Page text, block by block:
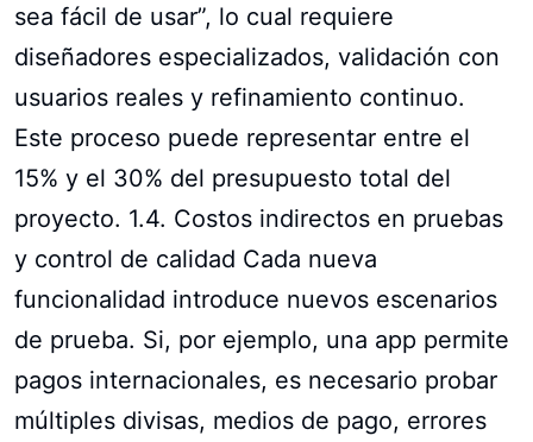
sea fácil de usar”, lo cual requiere
diseñadores especializados, validación con
usuarios reales y refinamiento continuo.
Este proceso puede representar entre el
15% y el 30% del presupuesto total del
proyecto. 1.4. Costos indirectos en pruebas
y control de calidad Cada nueva
funcionalidad introduce nuevos escenarios
de prueba. Si, por ejemplo, una app permite
pagos internacionales, es necesario probar
múltiples divisas, medios de pago, errores